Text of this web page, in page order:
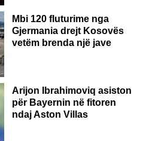
Mbi 120 fluturime nga
Gjermania drejt Kosovës
vetëm brenda një jave
Arijon Ibrahimoviq asiston
për Bayernin në fitoren
ndaj Aston Villas